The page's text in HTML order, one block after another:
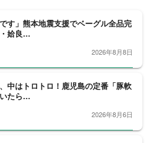
です」熊本地震支援でベーグル全品完
姶良…
2026年8月8日
中はトロトロ！鹿児島の定番「豚軟
たら…
2026年8月6日